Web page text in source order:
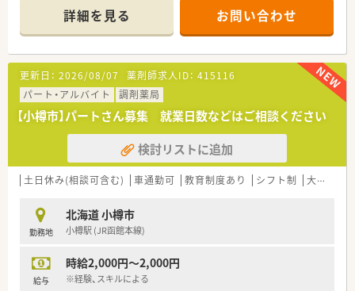
週休二日が叶います！
■ＯＴＣも若干取り揃えあります！その他施設（GH）や個人宅（在
宅）も対応しておりますが正社員で主に対応しておりますので、
パートさんは調剤・監査でのサポート業務と外来患者様への服薬
指導がメインとなります。
詳細を見る お問い合わせ
更新日： 2026/08/07 薬剤師求人ID： 415116
パート・アルバイト
調剤薬局
【小樽市】パートさん募集 就業日数などはご相談ください
検討リストに追加
土日休み(相談可含む) 車通勤可 教育制度あり シフト制 大手チェーン
勤務地
北海道 小樽市
小樽駅 (JR函館本線)
給与
時給2,000円～2,000円
※経験、スキルによる